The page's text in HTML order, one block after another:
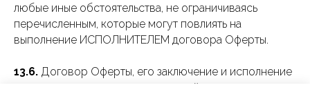
любые иные обстоятельства, не ограничиваясь
перечисленным, которые могут повлиять на
выполнение ИСПОЛНИТЕЛЕМ договора Оферты.
13.6. Договор Оферты, его заключение и исполнение
регулируется в соответствии с действующим